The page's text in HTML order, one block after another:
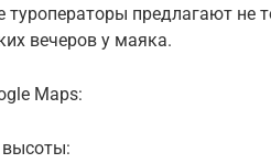
предлагают не
вечеров у маяка.
Maps:
высоты: